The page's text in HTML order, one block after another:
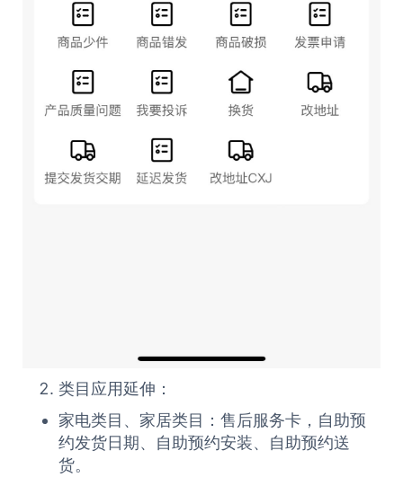
类目应用延伸：
家电类目、家居类目：售后服务卡，自助预
约发货日期、自助预约安装、自助预约送
货。